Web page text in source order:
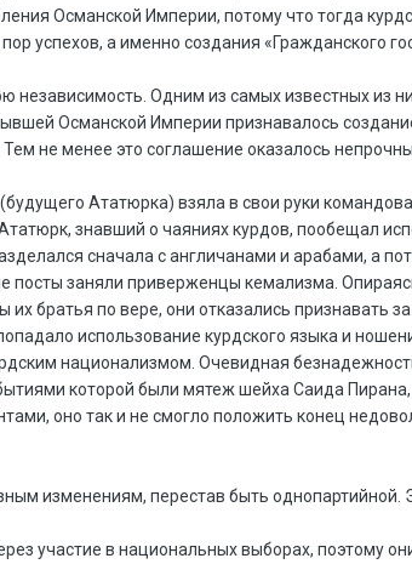
Османской Империи, потому что тогда
успехов, а именно создания «Гражданского
Одним из самых известных из
Османской Империи признавалось
не менее это соглашение оказалось
Ататюрка) взяла в свои руки
знавший о чаяниях курдов, пообещал
сначала с англичанами и арабами, а
посты заняли приверженцы кемализма.
братья по вере, они отказались признавать
использование курдского языка и
национализмом. Очевидная
которой были мятеж шейха Саида
оно так и не смогло положить конец
изменениям, перестав быть однопартийной.
участие в национальных выборах, поэтому